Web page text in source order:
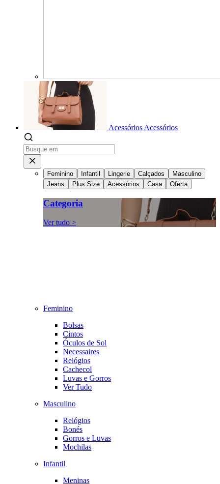
Acessórios Acessórios
Feminino Infantil Lingerie Calçados
Masculino
Jeans
Plus Size Acessórios Casa Oferta
Categoria
Ver tudo >
Feminino
Bolsas
Cintos
Óculos de Sol
Necessaires
Relógios
Cachecol
Luvas e Gorros
Ver Tudo
Masculino
Relógios
Bonés
Gorros e Luvas
Mochilas
Infantil
Meninas